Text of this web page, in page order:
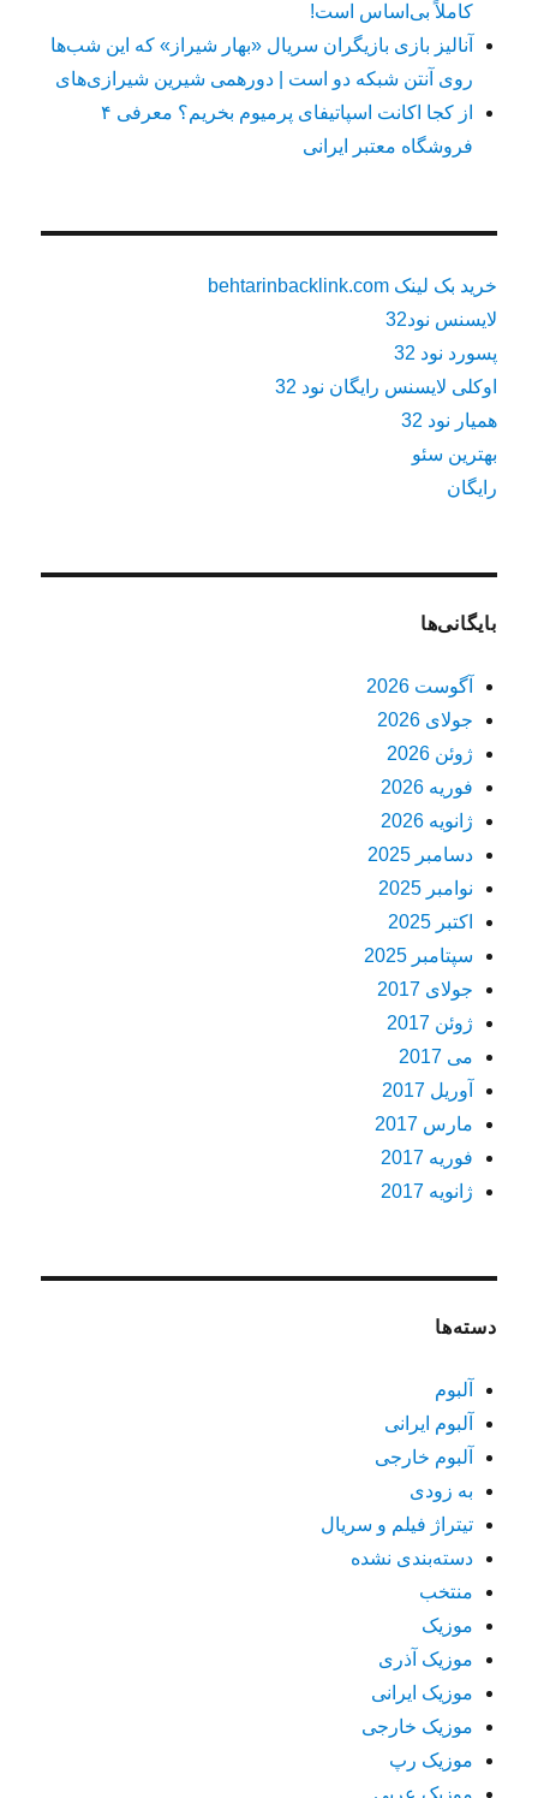
کاملاً بی‌اساس است!
آنالیز بازی بازیگران سریال «بهار شیراز» که این شب‌ها
روی آنتن شبکه دو است | دورهمی شیرین شیرازی‌های
از کجا اکانت اسپاتیفای پرمیوم بخریم؟ معرفی ۴
فروشگاه معتبر ایرانی
خرید بک لینک behtarinbacklink.com
لایسنس نود32
پسورد نود 32
اوکلی لایسنس رایگان نود 32
همیار نود 32
بهترین سئو
رایگان
بایگانی‌ها
آگوست 2026
جولای 2026
ژوئن 2026
فوریه 2026
ژانویه 2026
دسامبر 2025
نوامبر 2025
اکتبر 2025
سپتامبر 2025
جولای 2017
ژوئن 2017
می 2017
آوریل 2017
مارس 2017
فوریه 2017
ژانویه 2017
دسته‌ها
آلبوم
آلبوم ایرانی
آلبوم خارجی
به زودی
تیتراژ فیلم و سریال
دسته‌بندی نشده
منتخب
موزیک
موزیک آذری
موزیک ایرانی
موزیک خارجی
موزیک رپ